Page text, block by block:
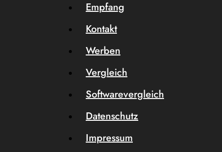
Empfang
Kontakt
Werben
Vergleich
Softwarevergleich
Datenschutz
Impressum